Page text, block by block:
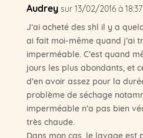
Audrey sur 13/02/2016 à 18:37
J’ai acheté des shl il y a
ai fait moi-même quand j’ai
imperméable. C’est quand
jours les plus abondants, et
d’en avoir assez pour la
problème de séchage
imperméable n’a pas bien
très chaude.
Dans mon cas, le lavage est